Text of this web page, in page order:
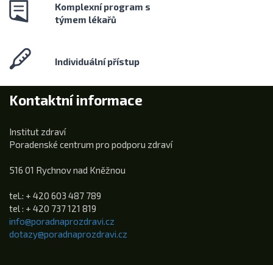
Komplexní program s
týmem lékařů
Individuální přístup
Kontaktní informace
Institut zdraví
Poradenské centrum pro podporu zdraví
516 01 Rychnov nad Kněžnou
tel.: + 420 603 487 789
tel : + 420 737 121 819
info@poradnaprozdravi.cz
dotazy@poradnaprozdravi.cz